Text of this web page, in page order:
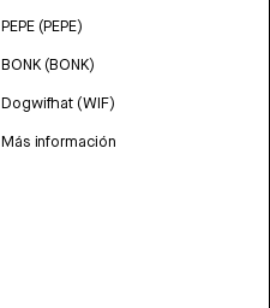
PEPE (PEPE)
BONK (BONK)
Dogwifhat (WIF)
Más información